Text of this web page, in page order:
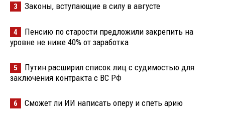
3 Законы, вступающие в силу в августе
4
Пенсию по старости предложили закрепить на
уровне не ниже 40% от заработка
5
Путин расширил список лиц с судимостью для
заключения контракта с ВС РФ
6 Сможет ли ИИ написать оперу и спеть арию